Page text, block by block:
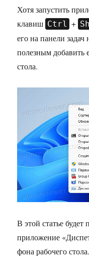
Хотя запустить
клавиш Ctrl +
его на панели
полезным добавить
стола.
В этой статье будет
приложение
фона рабочего стола.